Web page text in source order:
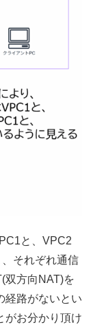
と、VPC2
それぞれ通信
双方向NAT)を
経路がないとい
がお分かり頂け